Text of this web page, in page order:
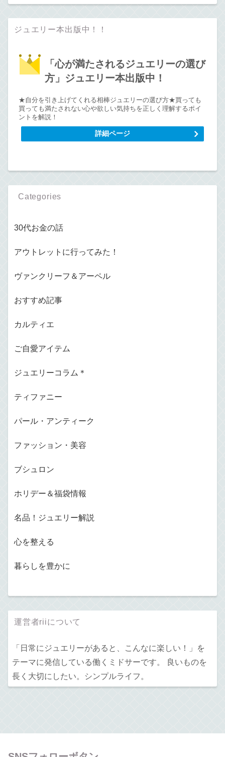
ジュエリー本出版中！！
「心が満たされるジュエリーの選び
方」ジュエリー本出版中！
★自分を引き上げてくれる相棒ジュエリーの選び方★買っても
買っても満たされない心や欲しい気持ちを正しく理解するポイ
ントを解説！
詳細ページ
Categories
30代お金の話
アウトレットに行ってみた！
ヴァンクリーフ＆アーペル
おすすめ記事
カルティエ
ご自愛アイテム
ジュエリーコラム＊
ティファニー
パール・アンティーク
ファッション・美容
ブシュロン
ホリデー＆福袋情報
名品！ジュエリー解説
心を整える
暮らしを豊かに
運営者riiについて
「日常にジュエリーがあると、こんなに楽しい！」を
テーマに発信している働くミドサーです。 良いものを
長く大切にしたい。シンプルライフ。